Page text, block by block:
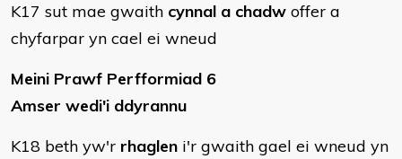
K17 sut mae gwaith cynnal a chadw offer a
chyfarpar yn cael ei wneud
Meini Prawf Perfformiad 6
Amser wedi'i ddyrannu
K18 beth yw'r rhaglen i'r gwaith gael ei wneud yn